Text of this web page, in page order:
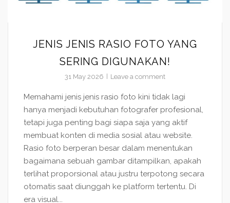
JENIS JENIS RASIO FOTO YANG
SERING DIGUNAKAN!
31 May 2026 Leave a comment
Memahami jenis jenis rasio foto kini tidak lagi
hanya menjadi kebutuhan fotografer profesional,
tetapi juga penting bagi siapa saja yang aktif
membuat konten di media sosial atau website.
Rasio foto berperan besar dalam menentukan
bagaimana sebuah gambar ditampilkan, apakah
terlihat proporsional atau justru terpotong secara
otomatis saat diunggah ke platform tertentu. Di
era visual...